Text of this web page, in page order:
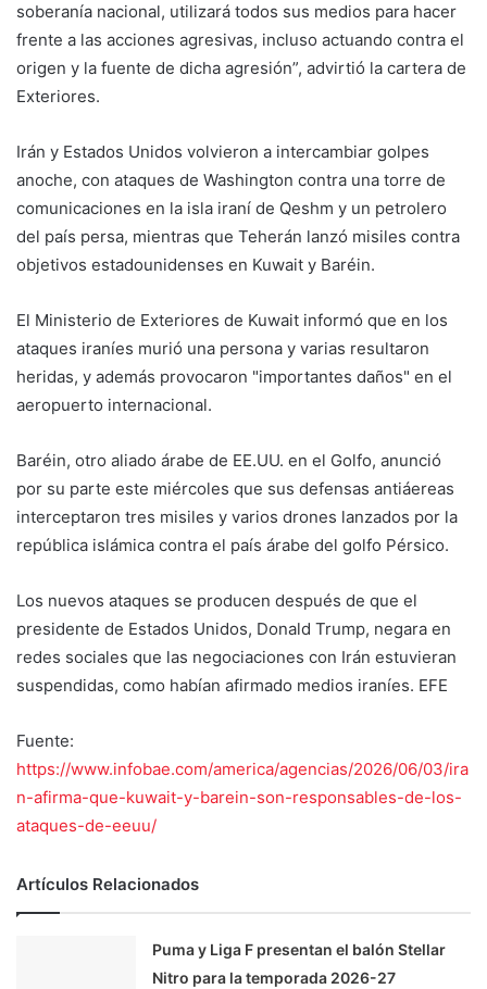
soberanía nacional, utilizará todos sus medios para hacer
frente a las acciones agresivas, incluso actuando contra el
origen y la fuente de dicha agresión”, advirtió la cartera de
Exteriores.
Irán y Estados Unidos volvieron a intercambiar golpes
anoche, con ataques de Washington contra una torre de
comunicaciones en la isla iraní de Qeshm y un petrolero
del país persa, mientras que Teherán lanzó misiles contra
objetivos estadounidenses en Kuwait y Baréin.
El Ministerio de Exteriores de Kuwait informó que en los
ataques iraníes murió una persona y varias resultaron
heridas, y además provocaron "importantes daños" en el
aeropuerto internacional.
Baréin, otro aliado árabe de EE.UU. en el Golfo, anunció
por su parte este miércoles que sus defensas antiáereas
interceptaron tres misiles y varios drones lanzados por la
república islámica contra el país árabe del golfo Pérsico.
Los nuevos ataques se producen después de que el
presidente de Estados Unidos, Donald Trump, negara en
redes sociales que las negociaciones con Irán estuvieran
suspendidas, como habían afirmado medios iraníes. EFE
Fuente:
https://www.infobae.com/america/agencias/2026/06/03/ira
n-afirma-que-kuwait-y-barein-son-responsables-de-los-
ataques-de-eeuu/
Artículos Relacionados
Puma y Liga F presentan el balón Stellar
Nitro para la temporada 2026-27